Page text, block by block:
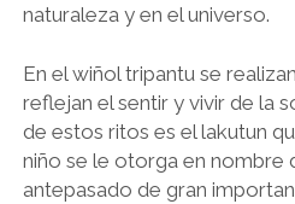
naturaleza y en el universo.
En el wiñol tripantu se
reflejan el sentir y vivir de la
de estos ritos es el lakutun
niño se le otorga en nombre
antepasado de gran